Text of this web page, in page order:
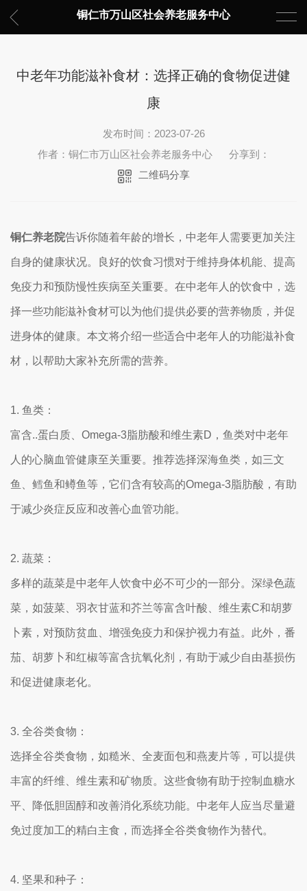
铜仁市万山区社会养老服务中心
中老年功能滋补食材：选择正确的食物促进健
康
发布时间：2023-07-26
作者：铜仁市万山区社会养老服务中心
分享到：
二维码分享
铜仁养老院告诉你随着年龄的增长，中老年人需要更加关注
自身的健康状况。良好的饮食习惯对于维持身体机能、提高
免疫力和预防慢性疾病至关重要。在中老年人的饮食中，选
择一些功能滋补食材可以为他们提供必要的营养物质，并促
进身体的健康。本文将介绍一些适合中老年人的功能滋补食
材，以帮助大家补充所需的营养。
1. 鱼类：
富含..蛋白质、Omega-3脂肪酸和维生素D，鱼类对中老年
人的心脑血管健康至关重要。推荐选择深海鱼类，如三文
鱼、鳕鱼和鳟鱼等，它们含有较高的Omega-3脂肪酸，有助
于减少炎症反应和改善心血管功能。
2. 蔬菜：
多样的蔬菜是中老年人饮食中必不可少的一部分。深绿色蔬
菜，如菠菜、羽衣甘蓝和芥兰等富含叶酸、维生素C和胡萝
卜素，对预防贫血、增强免疫力和保护视力有益。此外，番
茄、胡萝卜和红椒等富含抗氧化剂，有助于减少自由基损伤
和促进健康老化。
3. 全谷类食物：
选择全谷类食物，如糙米、全麦面包和燕麦片等，可以提供
丰富的纤维、维生素和矿物质。这些食物有助于控制血糖水
平、降低胆固醇和改善消化系统功能。中老年人应当尽量避
免过度加工的精白主食，而选择全谷类食物作为替代。
4. 坚果和种子：